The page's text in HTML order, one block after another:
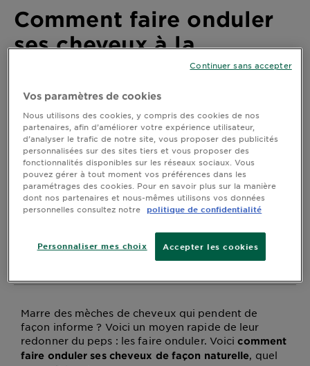
SERVICES
&
DIAGNOSTICS
ENGAGEMENTS
Explorer
Au coeur
de
l'ingrédient
Garnier x
Bündchen
Notre
Comment faire onduler
ses cheveux à la
3 astuces selon votre
coiffure
Dernière mise à jour mars 27, 2025
Marre des mèches de cheveux qui pendent de façon
informe ? Voici un moyen rapide de leur redonner du
ses cheveux de façon naturelle
, quel que soit leur
Marre des mèches de cheveux qui pendent de
façon informe ? Voici un moyen rapide de leur
redonner du peps : les faire onduler. Voicicomment
faire onduler ses cheveux de façon naturelle, quel
Vos paramètres de cookies
Nous utilisons des cookies, y compris des cookies de nos
partenaires, afin d’améliorer votre expérience utilisateur,
d’analyser le trafic de notre site, vous proposer des publicités
personnalisées sur des sites tiers et vous proposer des
fonctionnalités disponibles sur les réseaux sociaux. Vous
pouvez gérer à tout moment vos préférences dans les
paramétrages des cookies. Pour en savoir plus sur la manière
dont nos partenaires et nous-mêmes utilisons vos données
personnelles consultez notre
politique de confidentialité
Accepter les cookies
Personnaliser mes choix
Continuer sans accepter